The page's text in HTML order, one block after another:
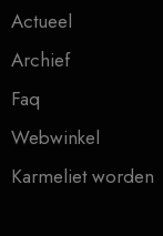
Actueel
Archief
Faq
Webwinkel
Karmeliet worden